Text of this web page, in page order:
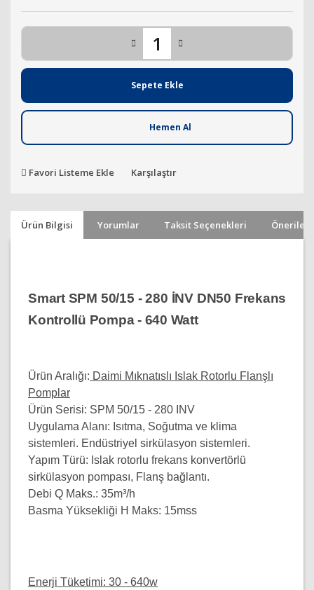
Sepete Ekle
Hemen Al
Favori Listeme Ekle Karşılaştır
Ürün Bilgisi Yorumlar Taksit Seçenekleri
Smart SPM 50/15 - 280 İNV DN50 Frekans
Kontrollü Pompa - 640 Watt
Ürün Aralığı: Daimi Mıknatıslı Islak Rotorlu Flanşlı
Pomplar
Ürün Serisi: SPM 50/15 - 280 INV
Uygulama Alanı: Isıtma, Soğutma ve klima
sistemleri. Endüstriyel sirkülasyon sistemleri.
Yapım Türü: Islak rotorlu frekans konvertörlü
sirkülasyon pompası, Flanş bağlantı.
Debi Q Maks.: 35m³/h
Basma Yüksekliği H Maks: 15mss
Enerji Tüketimi: 30 - 640w